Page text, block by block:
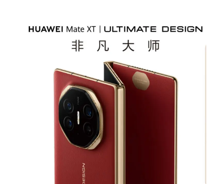
泰国：高度重视中国游客旅游体验
上海大部迎大暴雨
《龙餐馆》 冲奖